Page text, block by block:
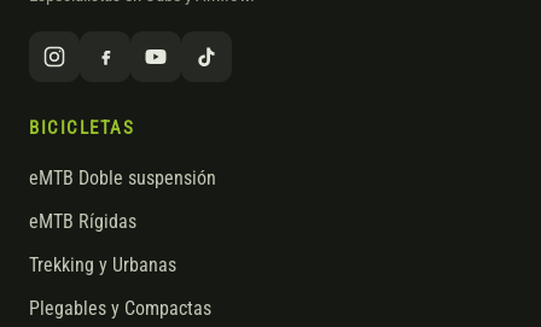
BICICLETAS
eMTB Doble suspensión
eMTB Rígidas
Trekking y Urbanas
Plegables y Compactas